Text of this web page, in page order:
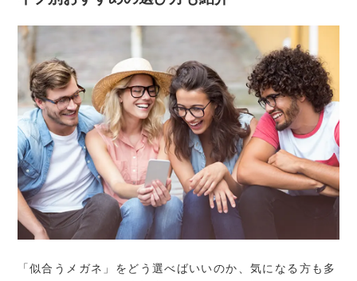
「似合うメガネ」をどう選べばいいのか、気になる方も多